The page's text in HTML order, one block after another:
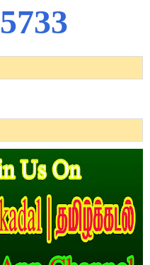
5733